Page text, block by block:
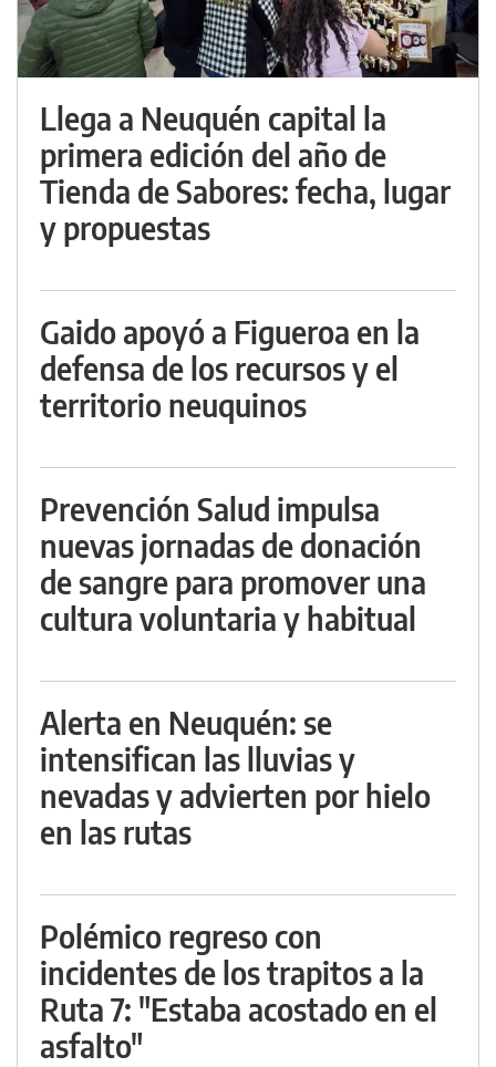
Llega a Neuquén capital la
primera edición del año de
Tienda de Sabores: fecha, lugar
y propuestas
Gaido apoyó a Figueroa en la
defensa de los recursos y el
territorio neuquinos
Prevención Salud impulsa
nuevas jornadas de donación
de sangre para promover una
cultura voluntaria y habitual
Alerta en Neuquén: se
intensifican las lluvias y
nevadas y advierten por hielo
en las rutas
Polémico regreso con
incidentes de los trapitos a la
Ruta 7: "Estaba acostado en el
asfalto"